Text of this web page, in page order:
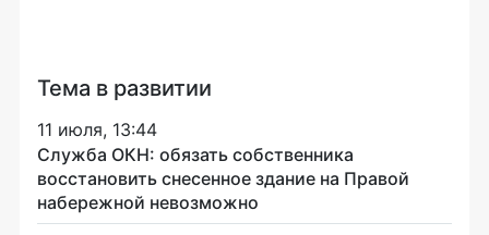
Тема в развитии
11 июля, 13:44
Служба ОКН: обязать собственника
восстановить снесенное здание на Правой
набережной невозможно